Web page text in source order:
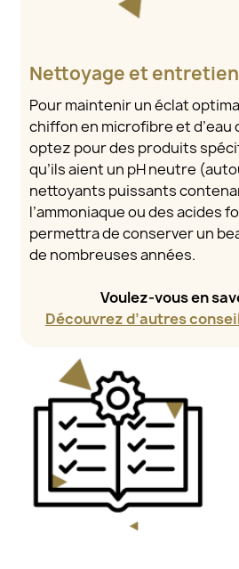
Nettoyage et entretien
Pour maintenir un éclat
chiffon en microfibre et d’eau
optez pour des produits
qu’ils aient un pH neutre
nettoyants puissants
l’ammoniaque ou des acides
permettra de conserver un
de nombreuses années.
Voulez-vous en
Découvrez d’autres